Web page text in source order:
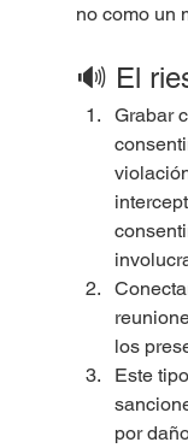
no como un
🔊 El
Grabar
los
Este
por